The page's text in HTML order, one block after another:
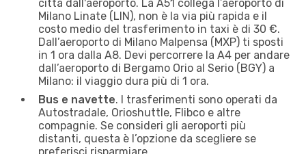
città dall'aeroporto. La A51 collega l’aeroporto di
Milano Linate (LIN), non è la via più rapida e il
costo medio del trasferimento in taxi è di 30 €.
Dall’aeroporto di Milano Malpensa (MXP) ti sposti
in 1 ora dalla A8. Devi percorrere la A4 per andare
dall’aeroporto di Bergamo Orio al Serio (BGY) a
Milano: il viaggio dura più di 1 ora.
Bus e navette. I trasferimenti sono operati da
Autostradale, Orioshuttle, Flibco e altre
compagnie. Se consideri gli aeroporti più
distanti, questa è l’opzione da scegliere se